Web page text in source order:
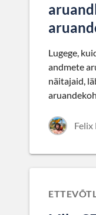
Lugege,
andmete
näitajaid,
Felix